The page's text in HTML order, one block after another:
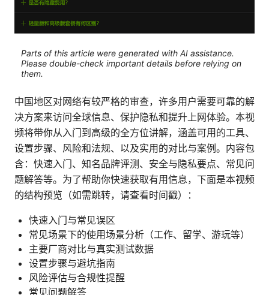
Parts of this article were generated with AI assistance.
Please double-check important details before relying on
them.
中国地区对网络有较严格的审查，许多用户需要可靠的解
决方案来访问全球信息、保护隐私和提升上网体验。本视
频将带你从入门到高级的全方位讲解，涵盖可用的工具、
设置步骤、风险和法规、以及实用的对比与案例。内容包
含：快速入门、知名品牌评测、安全与隐私要点、常见问
题解答等。为了帮助你快速获取有用信息，下面是本视频
的结构预览（如需跳转，请查看时间戳）：
快速入门与常见误区
常见场景下的使用场景分析（工作、留学、游玩等）
主要厂商对比与真实测试数据
设置步骤与避坑指南
风险评估与合规性提醒
常见问题解答